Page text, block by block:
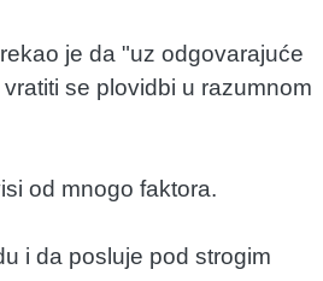
je da "uz odgovarajuće
se plovidbi u razumnom
od mnogo faktora.
i da posluje pod strogim